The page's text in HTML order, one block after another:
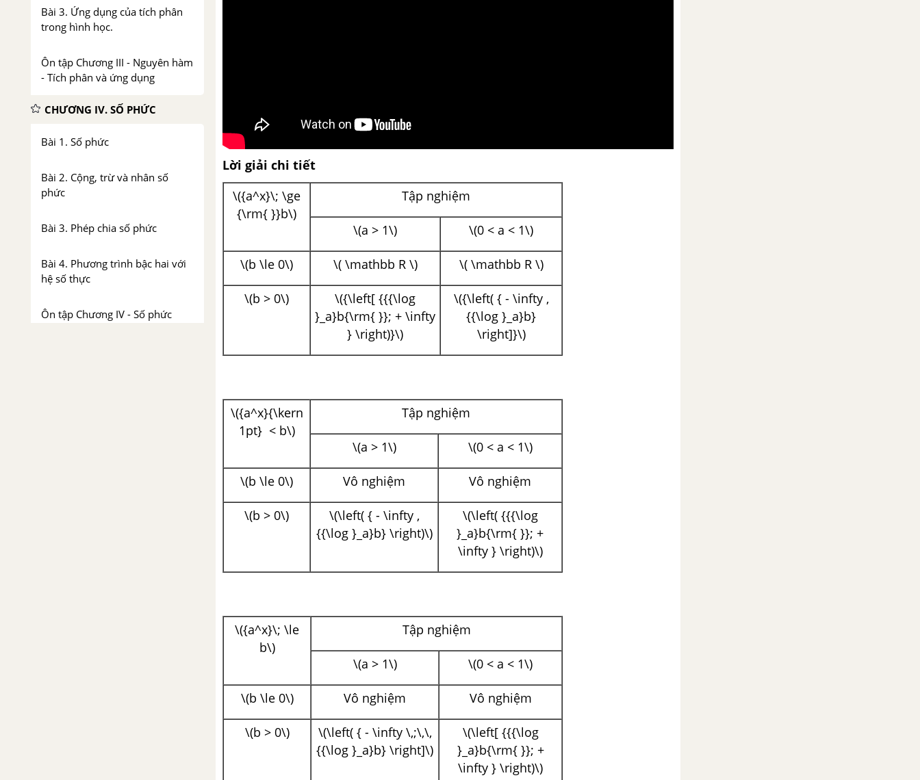
Bài 3. Ứng dụng của tích phân
trong hình học.
Ôn tập Chương III - Nguyên hàm
- Tích phân và ứng dụng
CHƯƠNG IV. SỐ PHỨC
Bài 1. Số phức
Bài 2. Cộng, trừ và nhân số
phức
Bài 3. Phép chia số phức
Bài 4. Phương trình bậc hai với
hệ số thực
Ôn tập Chương IV - Số phức
Lời giải chi tiết
\({a^x}\; \ge
{\rm{ }}b\)
Tập nghiệm
\(a > 1\) \(0 < a < 1\)
\(b \le 0\) \( \mathbb R \) \( \mathbb R \)
\(b > 0\)
\({\left[ {{{\log
}_a}b{\rm{ }}; + \infty
} \right)}\)
\({\left( { - \infty ,
{{\log }_a}b}
\right]}\)
\({a^x}{\kern
1pt} < b\)
Tập nghiệm
\(a > 1\) \(0 < a < 1\)
\(b \le 0\) Vô nghiệm Vô nghiệm
\(b > 0\)
\(\left( { - \infty ,
{{\log }_a}b} \right)\)
\(\left( {{{\log
}_a}b{\rm{ }}; +
\infty } \right)\)
\({a^x}\; \le
b\)
Tập nghiệm
\(a > 1\) \(0 < a < 1\)
\(b \le 0\) Vô nghiệm Vô nghiệm
\(b > 0\)
\(\left( { - \infty \,;\,\,
{{\log }_a}b} \right]\)
\(\left[ {{{\log
}_a}b{\rm{ }}; +
\infty } \right)\)